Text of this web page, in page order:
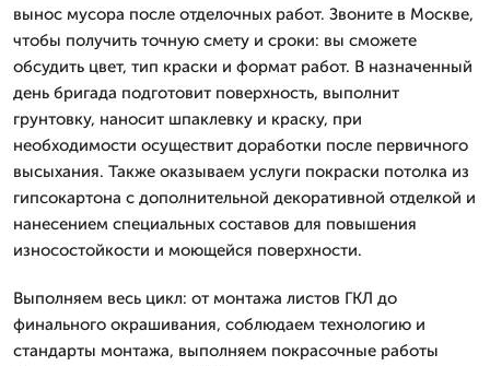
вынос мусора после отделочных работ. Звоните в Москве,
чтобы получить точную смету и сроки: вы сможете
обсудить цвет, тип краски и формат работ. В назначенный
день бригада подготовит поверхность, выполнит
грунтовку, наносит шпаклевку и краску, при
необходимости осуществит доработки после первичного
высыхания. Также оказываем услуги покраски потолка из
гипсокартона с дополнительной декоративной отделкой и
нанесением специальных составов для повышения
износостойкости и моющейся поверхности.
Выполняем весь цикл: от монтажа листов ГКЛ до
финального окрашивания, соблюдаем технологию и
стандарты монтажа, выполняем покрасочные работы